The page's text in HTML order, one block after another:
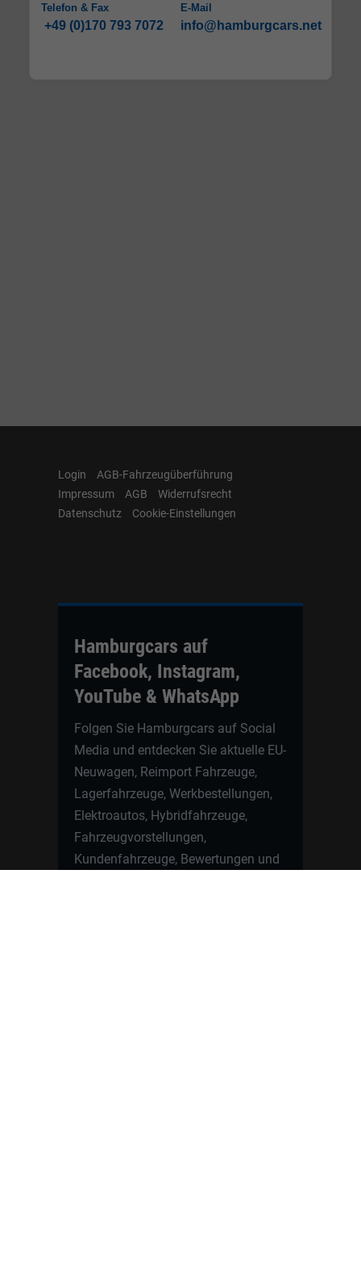
Telefon & Fax
+49 (0)170 793 7072
E-Mail
info@hamburgcars.net
Login
AGB-Fahrzeugüberführung
Impressum
AGB
Widerrufsrecht
Datenschutz
Cookie-Einstellungen
Hamburgcars auf
Facebook, Instagram,
YouTube & WhatsApp
Folgen Sie Hamburgcars auf Social
Media und entdecken Sie aktuelle EU-
Neuwagen, Reimport Fahrzeuge,
Lagerfahrzeuge, Werkbestellungen,
Elektroautos, Hybridfahrzeuge,
Fahrzeugvorstellungen,
Kundenfahrzeuge, Bewertungen und